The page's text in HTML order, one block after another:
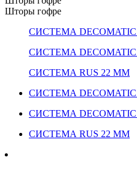
Шторы гофре
СИСТЕМА
СИСТЕМА
СИСТЕМА RUS 22 ММ
СИСТЕМА
СИСТЕМА
СИСТЕМА RUS 22 ММ